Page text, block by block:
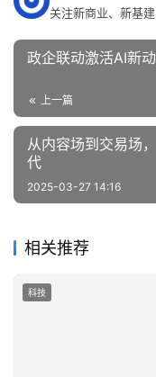
关注新商业、新基
政企联动激活AI新
上一篇
从内容场到交易场
代
2025-03-27 14:16
相关推荐
科技